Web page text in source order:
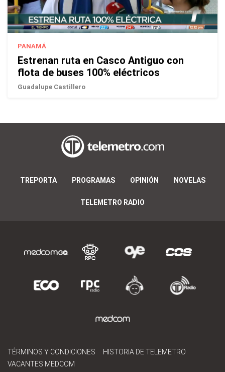
PANAMÁ
Estrenan ruta en Casco Antiguo con
flota de buses 100% eléctricos
Guadalupe Castillero
TREPORTA PROGRAMAS OPINIÓN NOVELAS
TELEMETRO RADIO
TÉRMINOS Y CONDICIONES
HISTORIA DE TELEMETRO
VACANTES MEDCOM